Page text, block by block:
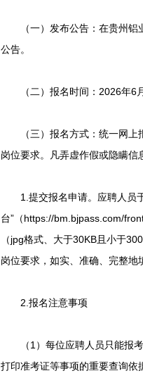
（一）发布公告：在贵州铝业
公告。
（二）报名时间：2026年6
（三）报名方式：统一网上报
岗位要求。凡弄虚作假或隐瞒信
1.提交报名申请。应聘人员于
台”（https://bm.bjpass.com/
（jpg格式、大于30KB且小于
岗位要求，如实、准确、完整地
2.报名注意事项
（1）每位应聘人员只能报考
打印准考证等事项的重要查询依